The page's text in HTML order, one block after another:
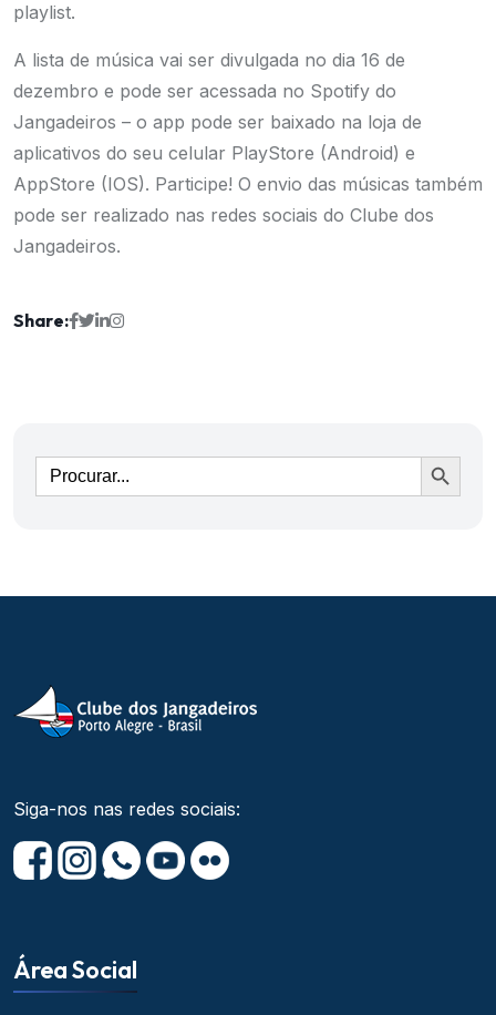
playlist.
A lista de música vai ser divulgada no dia 16 de
dezembro e pode ser acessada no Spotify do
Jangadeiros – o app pode ser baixado na loja de
aplicativos do seu celular PlayStore (Android) e
AppStore (IOS). Participe! O envio das músicas também
pode ser realizado nas redes sociais do Clube dos
Jangadeiros.
Share:
Ir
Siga-nos nas redes sociais:
Área Social